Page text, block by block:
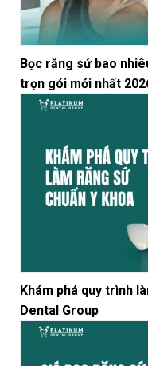
Bọc răng sứ bao
trọn gói mới nhất
Khám phá quy trình
Dental Group